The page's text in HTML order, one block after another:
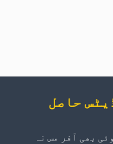
حاصل
بھی آفر مس نہ